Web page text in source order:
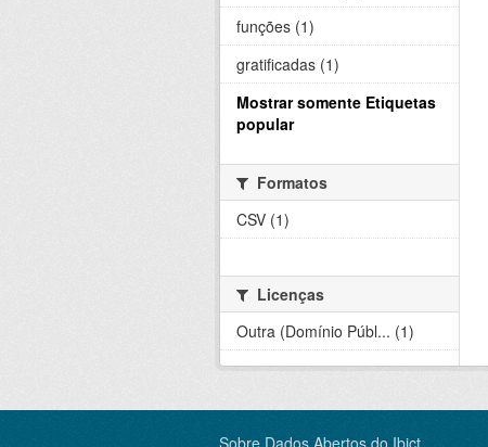
funções (1)
gratificadas (1)
Mostrar somente Etiquetas
popular
Formatos
CSV (1)
Licenças
Outra (Domínio Públ... (1)
Sobre Dados Abertos do Ibict